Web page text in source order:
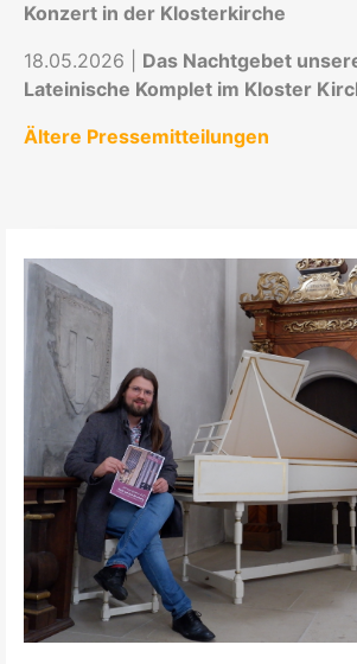
Konzert in der Klosterkirche
18.05.2026 | Das Nachtgebet
Lateinische Komplet im Kloster
Ältere Pressemitteilungen